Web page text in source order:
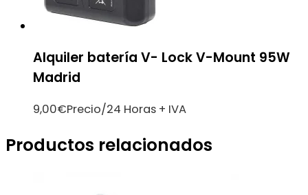
Alquiler batería V- Lock V-Mount 95W
Madrid
9,00€Precio/24 Horas + IVA
Productos relacionados